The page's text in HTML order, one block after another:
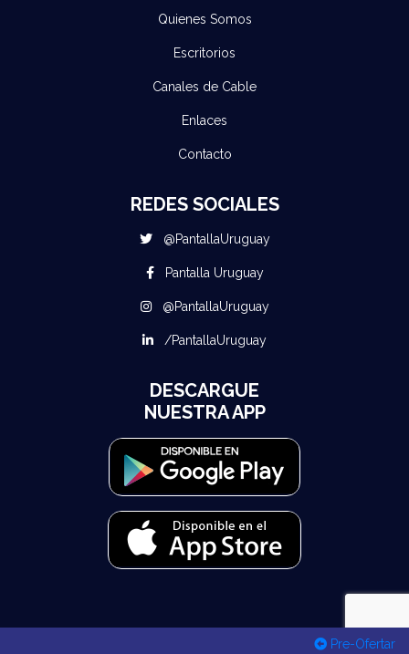
Pre-Ofertar
Quienes Somos
Escritorios
Canales de Cable
Enlaces
Contacto
REDES SOCIALES
@PantallaUruguay
Pantalla Uruguay
@PantallaUruguay
/PantallaUruguay
DESCARGUE
NUESTRA APP